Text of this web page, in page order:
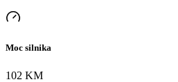
Moc silnika
102 KM